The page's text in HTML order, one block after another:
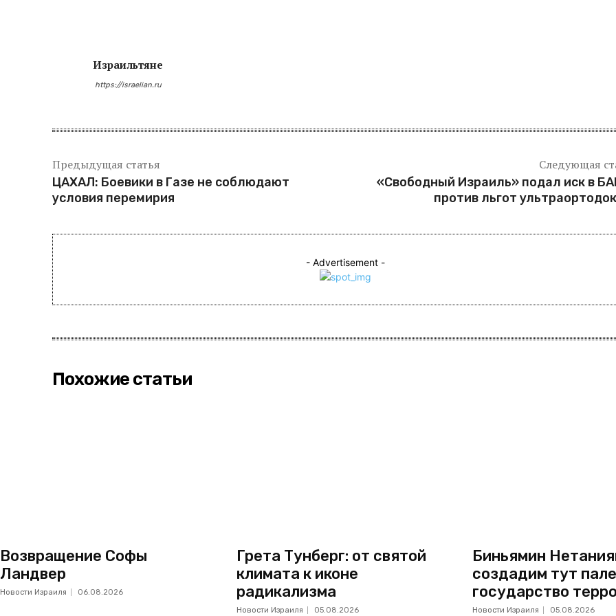
Израильтяне
https://israelian.ru
Предыдущая статья
ЦАХАЛ: Боевики в Газе не соблюдают
условия перемирия
Следующая
«Свободный Израиль» подал иск в
против льгот
- Advertisement -
Похожие статьи
Возвращение Софы
Ландвер
Новости Израиля 06.08.2026
Грета Тунберг: от святой
климата к иконе
радикализма
Новости Израиля 05.08.2026
Биньямин
создадим тут
государство
Новости Израиля 05.08.2026